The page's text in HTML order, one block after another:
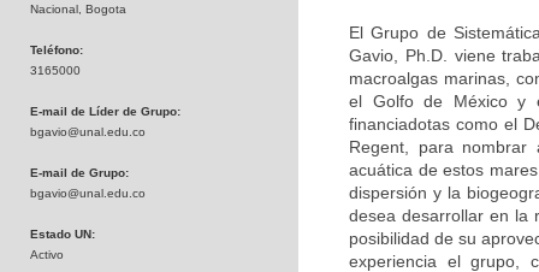
Nacional, Bogota
Teléfono:
3165000
E-mail de Líder de Grupo:
bgavio@unal.edu.co
E-mail de Grupo:
bgavio@unal.edu.co
Estado UN:
Activo
El Grupo de
Gavio, Ph.D. viene
macroalgas marinas,
el Golfo de México y
financiadotas como el
Regent, para
acuática de estos
dispersión y la
desea desarrollar en la
posibilidad de su
experiencia el grupo,